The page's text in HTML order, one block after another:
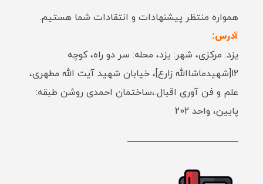
همواره منتظر پیشنهادات و انتقادات شما هستیم.
آدرس:
یزد: مرکزی، شهر: یزد، محله: سر دو راه، کوچه
12[شهیدماشاالله زارع]، خیابان شهید آیت الله مطهری،
علم و فن آوری اقبال.،ساختمان احمدی روشن طبقه:
پایین، واحد 202